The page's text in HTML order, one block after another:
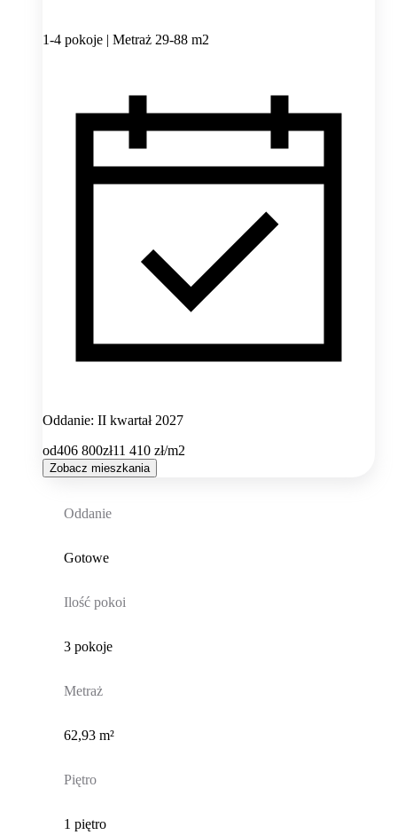
1-4 pokoje | Metraż 29-88 m2
Oddanie: II kwartał 2027
od406 800zł11 410 zł/m2
Zobacz mieszkania
Oddanie
Gotowe
Ilość pokoi
3 pokoje
Metraż
62,93 m²
Piętro
1 piętro